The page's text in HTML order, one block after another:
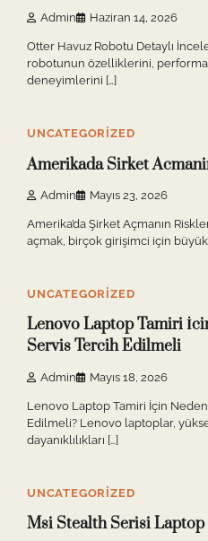
Admin Haziran 14, 2026
Otter Havuz Robotu Detaylı
robotunun özelliklerini,
deneyimlerini […]
UNCATEGORIZED
Amerikada Sirket
Admin Mayıs 23, 2026
Amerika’da Şirket Açmanın
açmak, birçok girişimci için büyük
UNCATEGORIZED
Lenovo Laptop Tamiri
Servis Tercih Edilmeli
Admin Mayıs 18, 2026
Lenovo Laptop Tamiri İçin
Edilmeli? Lenovo laptoplar,
dayanıklılıkları […]
UNCATEGORIZED
Msi Stealth Serisi